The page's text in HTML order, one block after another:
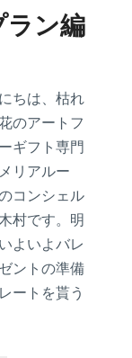
ラン編
ちは、枯れ
のアートフ
ギフト専門
リアルー
コンシェル
村です。明
よいよバレ
ントの準備
ートを貰う